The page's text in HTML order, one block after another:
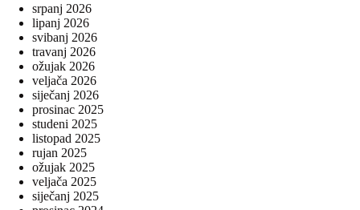
srpanj 2026
lipanj 2026
svibanj 2026
travanj 2026
ožujak 2026
veljača 2026
siječanj 2026
prosinac 2025
studeni 2025
listopad 2025
rujan 2025
ožujak 2025
veljača 2025
siječanj 2025